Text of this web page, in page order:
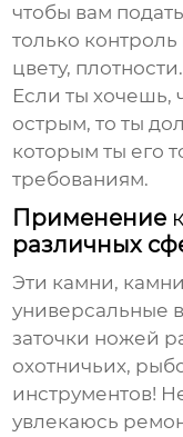
чтобы вам
только
цвету,
Если ты хочешь,
острым, то ты
которым ты его
требованиям.
Применение
различных
Эти камни,
универсальные
заточки ножей
охотничьих,
инструментов!
увлекаюсь